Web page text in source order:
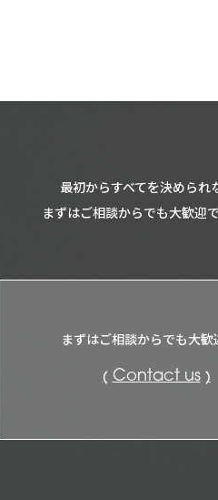
最初からすべてを決められ
まずはご相談からでも大歓迎で
まずはご相談からでも大歓
Contact us